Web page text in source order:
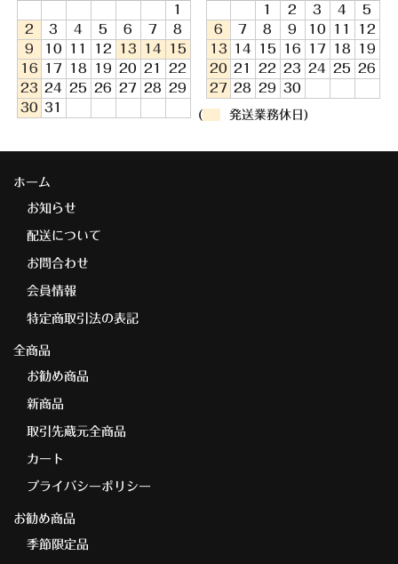
1
2
3 4 5 6 7
8
9
10 11 12 13 14
15
16
17 18 19 20 21
22
23 24 25 26 27 28
29
30 31
1
2 3 4
5
6
7 8 9 10 11
12
13
14 15 16 17 18
19
20 21 22 23 24 25
26
27 28 29 30
( 発送業務休日)
ホーム
お知らせ
配送について
お問合わせ
会員情報
特定商取引法の表記
全商品
お勧め商品
新商品
取引先蔵元全商品
カート
プライバシーポリシー
お勧め商品
季節限定品